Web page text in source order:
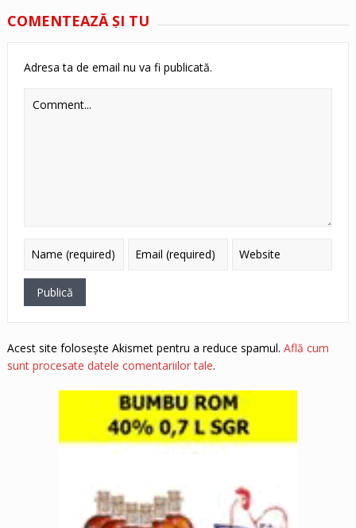
COMENTEAZĂ ŞI TU
Adresa ta de email nu va fi publicată.
Acest site folosește Akismet pentru a reduce spamul. Află cum
sunt procesate datele comentariilor tale.